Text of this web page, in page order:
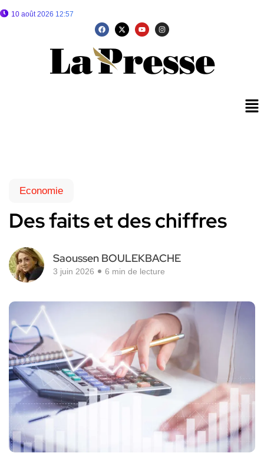
10 août 2026 12:57
Economie
Des faits et des chiffres
Saoussen BOULEKBACHE
3 juin 2026 6 min de lecture